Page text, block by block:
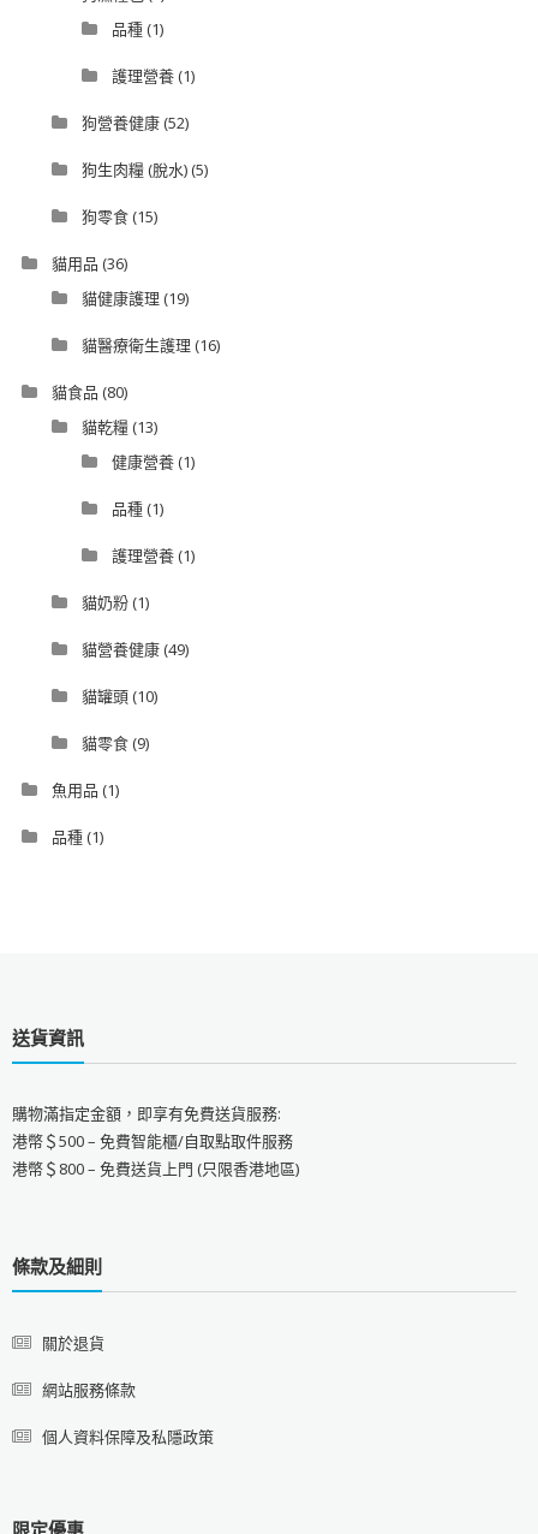
品種(1)
護理營養(1)
狗營養健康(52)
狗生肉糧 (脫水)(5)
狗零食(15)
貓用品 (36)
貓健康護理 (19)
貓醫療衛生護理 (16)
貓食品 (80)
貓乾糧(13)
健康營養(1)
品種(1)
護理營養(1)
貓奶粉(1)
貓營養健康(49)
貓罐頭(10)
貓零食(9)
魚用品 (1)
品種(1)
送貨資訊
購物滿指定金額，即享有免費送貨服務:
港幣＄500 – 免費智能櫃/自取點取件服務
港幣＄800 – 免費送貨上門 (只限香港地區)
條款及細則
關於退貨
網站服務條款
個人資料保障及私隱政策
限定優惠